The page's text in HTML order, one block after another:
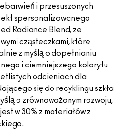
i przesuszonych
spersonalizowanego
Radiance Blend, ze
cząsteczkami, które
z myślą o dopełnianiu
i ciemniejszego kolorytu
odcieniach dla
się do recyklingu szkła
o zrównoważonym rozwoju,
w 30% z materiałów z